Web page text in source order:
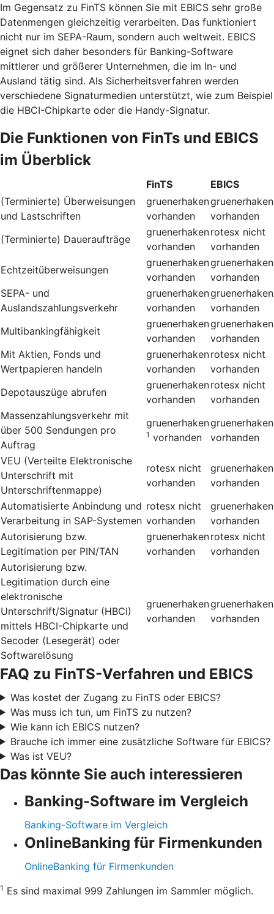
Im Gegensatz zu FinTS können Sie mit EBICS sehr große
Datenmengen gleichzeitig verarbeiten. Das funktioniert
nicht nur im SEPA-Raum, sondern auch weltweit. EBICS
eignet sich daher besonders für Banking-Software
mittlerer und größerer Unternehmen, die im In- und
Ausland tätig sind. Als Sicherheitsverfahren werden
verschiedene Signaturmedien unterstützt, wie zum Beispiel
die HBCI-Chipkarte oder die Handy-Signatur.
Die Funktionen von FinTs und EBICS
im Überblick
FinTS
EBICS
(Terminierte) Überweisungen
und Lastschriften
gruenerhaken
vorhanden
gruenerhaken
vorhanden
(Terminierte) Daueraufträge
gruenerhaken
vorhanden
rotesx nicht
vorhanden
Echtzeitüberweisungen
gruenerhaken
vorhanden
gruenerhaken
vorhanden
SEPA- und
Auslandszahlungsverkehr
gruenerhaken
vorhanden
gruenerhaken
vorhanden
Multibankingfähigkeit
gruenerhaken
vorhanden
gruenerhaken
vorhanden
Mit Aktien, Fonds und
Wertpapieren handeln
gruenerhaken
vorhanden
rotesx nicht
vorhanden
Depotauszüge abrufen
gruenerhaken
vorhanden
rotesx nicht
vorhanden
Massenzahlungsverkehr mit
über 500 Sendungen pro
Auftrag
gruenerhaken
1 vorhanden
gruenerhaken
vorhanden
VEU (Verteilte Elektronische
Unterschrift mit
Unterschriftenmappe)
rotesx nicht
vorhanden
gruenerhaken
vorhanden
Automatisierte Anbindung und
Verarbeitung in SAP-Systemen
rotesx nicht
vorhanden
gruenerhaken
vorhanden
Autorisierung bzw.
Legitimation per PIN/TAN
gruenerhaken
vorhanden
rotesx nicht
vorhanden
Autorisierung bzw.
Legitimation durch eine
elektronische
Unterschrift/Signatur (HBCI)
mittels HBCI-Chipkarte und
Secoder (Lesegerät) oder
Softwarelösung
gruenerhaken
vorhanden
gruenerhaken
vorhanden
FAQ zu FinTS-Verfahren und EBICS
Was kostet der Zugang zu FinTS oder EBICS?
Was muss ich tun, um FinTS zu nutzen?
Wie kann ich EBICS nutzen?
Brauche ich immer eine zusätzliche Software für EBICS?
Was ist VEU?
Das könnte Sie auch interessieren
Banking-Software im Vergleich
Banking-Software im Vergleich
OnlineBanking für Firmenkunden
OnlineBanking für Firmenkunden
1 Es sind maximal 999 Zahlungen im Sammler möglich.